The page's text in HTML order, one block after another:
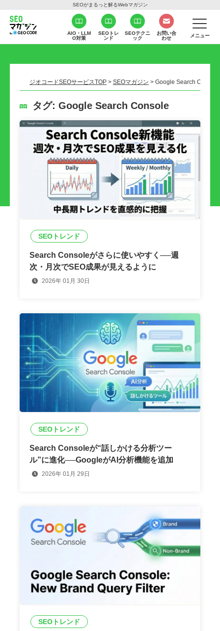
SEOがまるっと解るWebマガジン
AIO・LLM
O対策
SEOトレ
ンド
SEOテクニ
ック
お問い合
わせ
メニュー
ジオコードSEOサービスTOP > SEOマガジン > Google Search Console
タグ: Google Search Console
SEOトレンド
Search Consoleがさらに使いやすく──週
次・月次でSEO成果が見えるように
2026年 01月 30日
SEOトレンド
Search Consoleが“話しかける分析ツー
ル”に進化──GoogleがAI分析機能を追加
2026年 01月 29日
SEOトレンド